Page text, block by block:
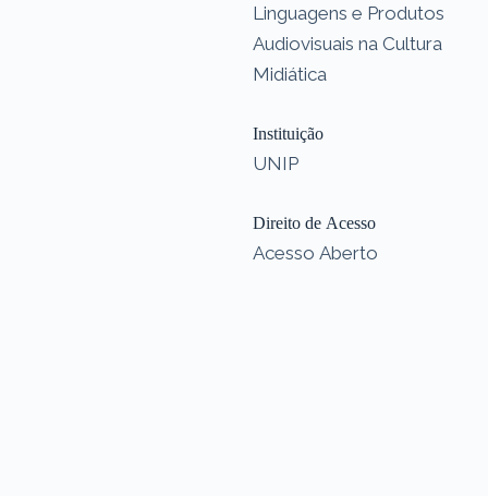
Linguagens e Produtos
Audiovisuais na Cultura
Midiática
Instituição
UNIP
Direito de Acesso
Acesso Aberto